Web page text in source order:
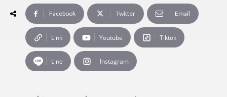
Facebook Twitter Email
Link Youtube Tiktok
Line Instagram